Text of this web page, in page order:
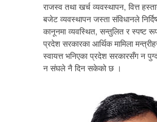
राजस्व तथा खर्च व्यवस्थापन, वित्त
बजेट व्यवस्थापन जस्ता संविधानले
कानूनमा व्यवस्थित, सन्तुलित र स्पष्ट
प्रदेश सरकारका आर्थिक मामिला
स्वायत्त भनिएका प्रदेश सरकारसँग न
न संघले नै दिन सकेको छ ।